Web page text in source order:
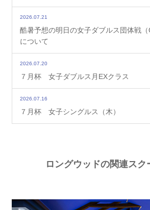
2026.07.21
酷暑予想の明日の女子ダブルス団体戦
について
2026.07.20
７月杯 女子ダブルス月EXクラス
2026.07.16
７月杯 女子シングルス（木）
ロングウッドの関連スク